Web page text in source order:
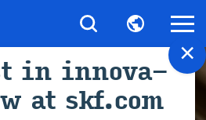
×
in in­nov­a­
at skf.com